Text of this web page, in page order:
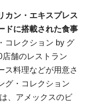
カン・エキスプレス
ドに搭載された食事
コレクション by グ
舗のレストラン
ス料理などが用意さ
グ・コレクション
、アメックスのビ